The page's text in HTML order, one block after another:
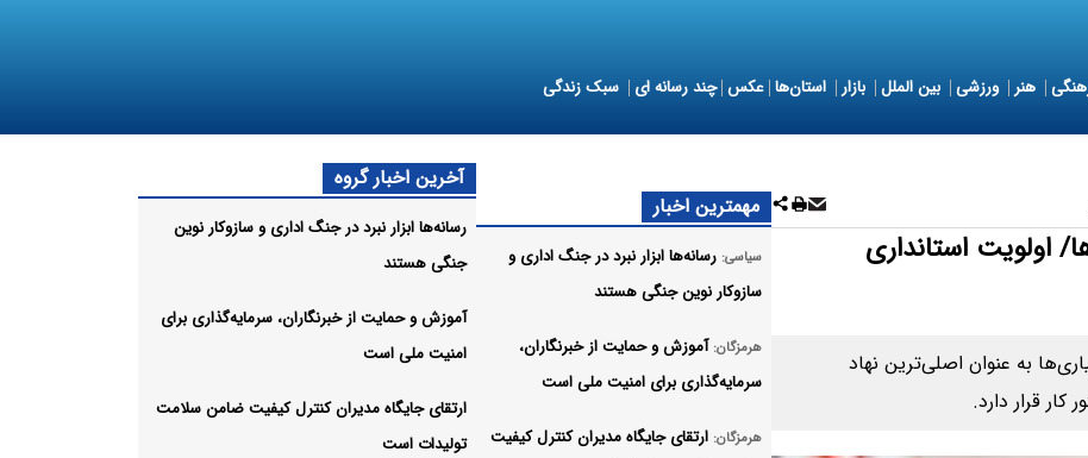
هنر ورزشی بین الملل بازار استان‌ها عکس چند رسانه ای سبک زندگی
اولویت استانداری
به عنوان اصلی‌ترین نهاد
قرار دارد.
مهمترین اخبار
سیاسی: رسانه‌ها ابزار نبرد در جنگ اداری و
سازوکار نوین جنگی هستند
هرمزگان: آموزش و حمایت از خبرنگاران،
سرمایه‌گذاری برای امنیت ملی است
هرمزگان: ارتقای جایگاه مدیران کنترل کیفیت
آخرین اخبار گروه
رسانه‌ها ابزار نبرد در جنگ اداری و سازوکار نوین
جنگی هستند
آموزش و حمایت از خبرنگاران، سرمایه‌گذاری برای
امنیت ملی است
ارتقای جایگاه مدیران کنترل کیفیت ضامن سلامت
تولیدات است